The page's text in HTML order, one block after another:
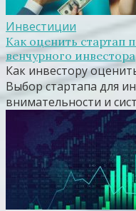
Инвестиции
Как оценить стартап
венчурного инвестора
Как инвестору
Выбор стартапа для
внимательности и